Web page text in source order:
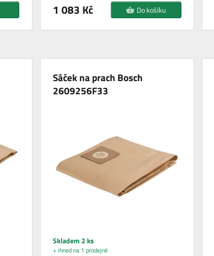
1 083 Kč Do košíku
Sáček na prach Bosch
2609256F33
Skladem 2 ks
+ ihned na 1 prodejně